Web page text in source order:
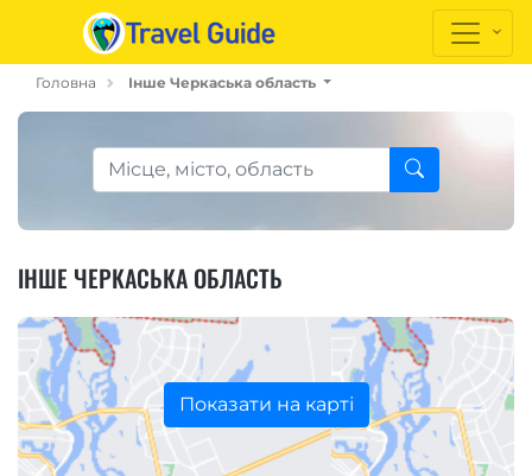
Головна Інше Черкаська область
ІНШЕ ЧЕРКАСЬКА ОБЛАСТЬ
Показати на карті